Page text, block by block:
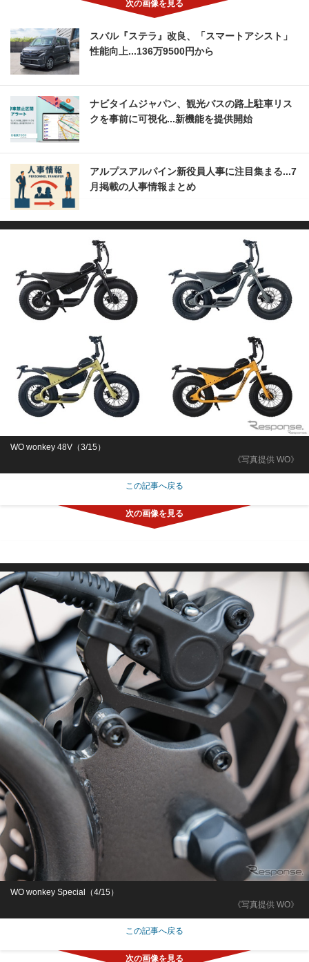
スバル『ステラ』改良、「スマートアシスト」
性能向上...136万9500円から
ナビタイムジャパン、観光バスの路上駐車リス
クを事前に可視化...新機能を提供開始
アルプスアルパイン新役員人事に注目集まる...7
月掲載の人事情報まとめ
《写真提供 WO》
WO wonkey 48V（3/15）
この記事へ戻る
《写真提供 WO》
WO wonkey Special（4/15）
この記事へ戻る